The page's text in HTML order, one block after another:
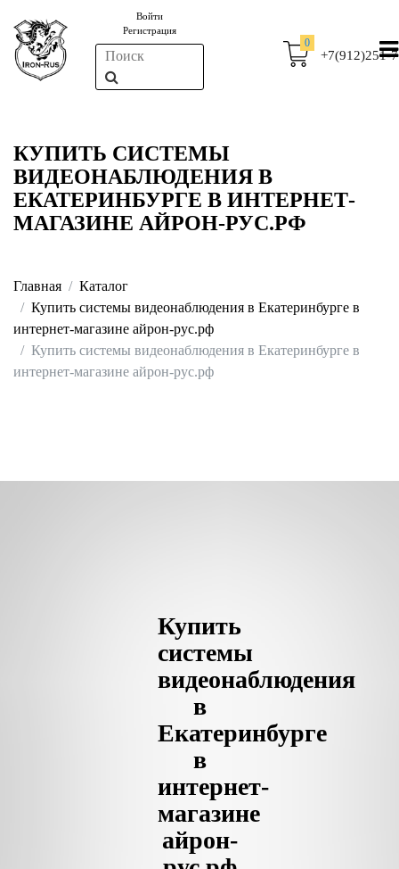
Войти
Регистрация
0
+7(912)251-
КУПИТЬ СИСТЕМЫ
ВИДЕОНАБЛЮДЕНИЯ В
ЕКАТЕРИНБУРГЕ В ИНТЕРНЕТ-
МАГАЗИНЕ АЙРОН-РУС.РФ
Главная
Каталог
Купить системы видеонаблюдения в Екатеринбурге в
интернет-магазине айрон-рус.рф
Купить системы видеонаблюдения в Екатеринбурге в
интернет-магазине айрон-рус.рф
Купить
системы
видеонаблюдения
в
Екатеринбурге
в
интернет-
магазине
айрон-